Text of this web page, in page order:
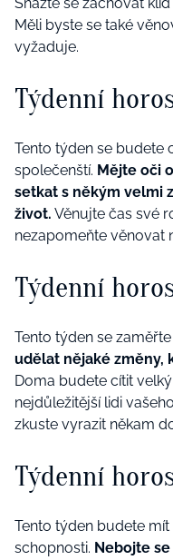
Měli byste se také
vyžaduje.
Týdenní
Tento týden se budete
společenští. Mějte oči
setkat s někým velmi
život. Věnujte čas své
nezapomeňte věnovat
Týdenní
Tento týden se
udělat nějaké změny,
Doma budete cítit
nejdůležitější lidi
zkuste vyrazit někam
Týdenní
Tento týden budete
schopnosti. Nebojte